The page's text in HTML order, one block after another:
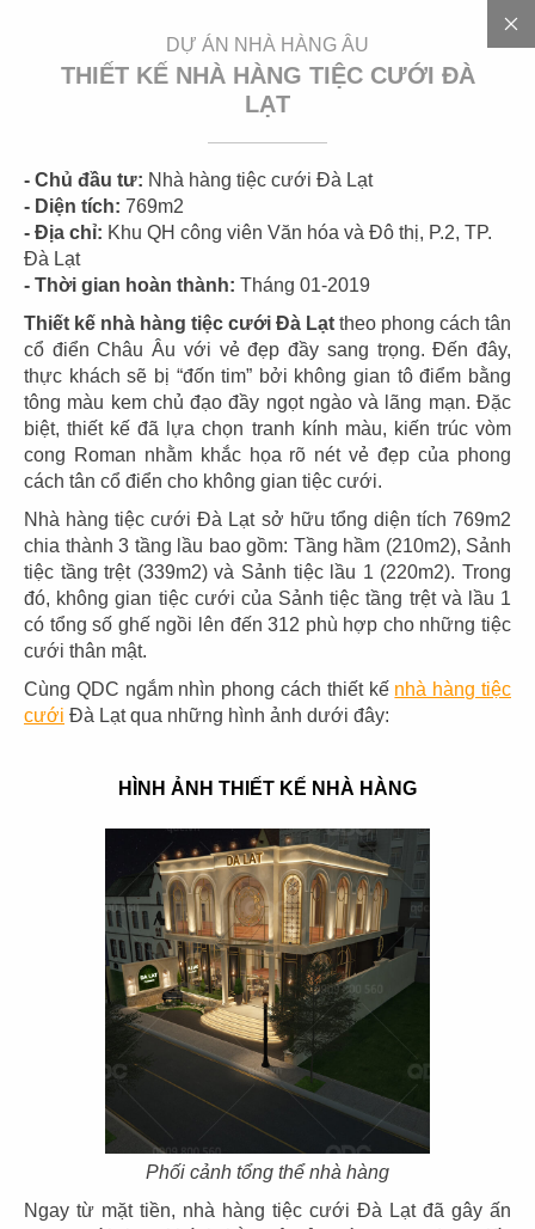
DỰ ÁN NHÀ HÀNG ÂU
THIẾT KẾ NHÀ HÀNG TIỆC CƯỚI ĐÀ
LẠT
- Chủ đầu tư: Nhà hàng tiệc cưới Đà Lạt
- Diện tích: 769m2
- Địa chỉ: Khu QH công viên Văn hóa và Đô thị, P.2, TP.
Đà Lạt
- Thời gian hoàn thành: Tháng 01-2019
Thiết kế nhà hàng tiệc cưới Đà Lạt theo phong cách tân
cổ điển Châu Âu với vẻ đẹp đầy sang trọng. Đến đây,
thực khách sẽ bị “đốn tim” bởi không gian tô điểm bằng
tông màu kem chủ đạo đầy ngọt ngào và lãng mạn. Đặc
biệt, thiết kế đã lựa chọn tranh kính màu, kiến trúc vòm
cong Roman nhằm khắc họa rõ nét vẻ đẹp của phong
cách tân cổ điển cho không gian tiệc cưới.
Nhà hàng tiệc cưới Đà Lạt sở hữu tổng diện tích 769m2
chia thành 3 tầng lầu bao gồm: Tầng hầm (210m2), Sảnh
tiệc tầng trệt (339m2) và Sảnh tiệc lầu 1 (220m2). Trong
đó, không gian tiệc cưới của Sảnh tiệc tầng trệt và lầu 1
có tổng số ghế ngồi lên đến 312 phù hợp cho những tiệc
cưới thân mật.
Cùng QDC ngắm nhìn phong cách thiết kế nhà hàng tiệc
cưới Đà Lạt qua những hình ảnh dưới đây:
HÌNH ẢNH THIẾT KẾ NHÀ HÀNG
Phối cảnh tổng thể nhà hàng
Ngay từ mặt tiền, nhà hàng tiệc cưới Đà Lạt đã gây ấn
300+ DỰ ÁN
01
HIGHLANDS
CN Cát Lái
02
HIGHLANDS
CN Sunwah Pearl
03
PHÊ LA
CN Biên Hòa
KATINAT
CN 3/2
KATINAT
CN Waterbus
06
CHEESE COFFEE
CN Đà Nẵng
08
KOI THÉ